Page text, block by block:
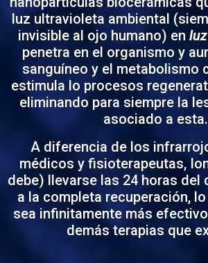
luz ultravioleta ambiental
invisible al ojo humano) en
penetra en el organismo y
sanguíneo y el metabolismo
estimula lo procesos
eliminando para siempre la
asociado a esta.
A diferencia de los
médicos y fisioterapeutas,
debe) llevarse las 24 horas del
a la completa recuperación,
sea infinitamente más
demás terapias que